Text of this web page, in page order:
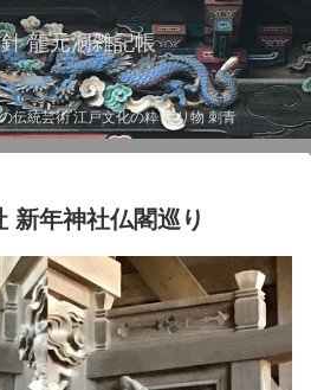
龍元洞雑記帳
伝統芸術 江戸文化の粋 彫り物 刺青
新年神社仏閣巡り